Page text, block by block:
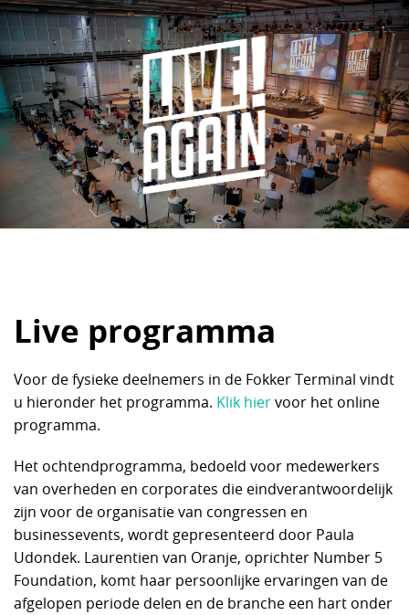
Live programma
Voor de fysieke deelnemers in de Fokker Terminal vindt
u hieronder het programma. Klik hiervoor het online
programma.
Het ochtendprogramma, bedoeld voor medewerkers
van overheden en corporates die eindverantwoordelijk
zijn voor de organisatie van congressen en
businessevents, wordt gepresenteerd door Paula
Udondek. Laurentien van Oranje, oprichter Number 5
Foundation, komt haar persoonlijke ervaringen van de
afgelopen periode delen en de branche een hart onder